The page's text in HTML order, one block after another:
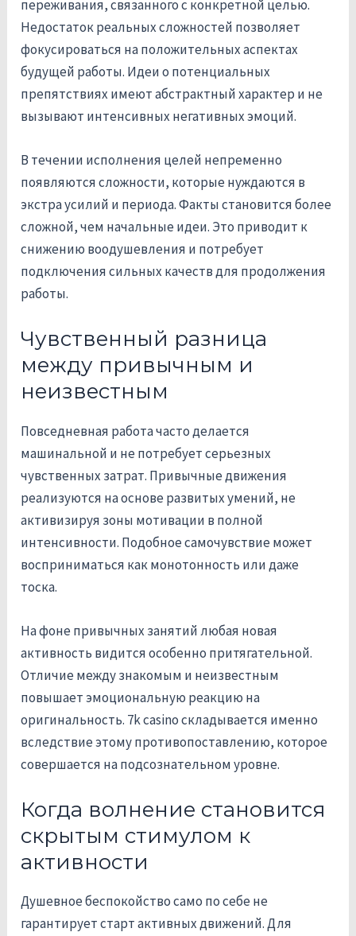
переживания, связанного с конкретной целью.
Недостаток реальных сложностей позволяет
фокусироваться на положительных аспектах
будущей работы. Идеи о потенциальных
препятствиях имеют абстрактный характер и не
вызывают интенсивных негативных эмоций.
В течении исполнения целей непременно
появляются сложности, которые нуждаются в
экстра усилий и периода. Факты становится более
сложной, чем начальные идеи. Это приводит к
снижению воодушевления и потребует
подключения сильных качеств для продолжения
работы.
Чувственный разница
между привычным и
неизвестным
Повседневная работа часто делается
машинальной и не потребует серьезных
чувственных затрат. Привычные движения
реализуются на основе развитых умений, не
активизируя зоны мотивации в полной
интенсивности. Подобное самочувствие может
восприниматься как монотонность или даже
тоска.
На фоне привычных занятий любая новая
активность видится особенно притягательной.
Отличие между знакомым и неизвестным
повышает эмоциональную реакцию на
оригинальность. 7k casino складывается именно
вследствие этому противопоставлению, которое
совершается на подсознательном уровне.
Когда волнение становится
скрытым стимулом к
активности
Душевное беспокойство само по себе не
гарантирует старт активных движений. Для